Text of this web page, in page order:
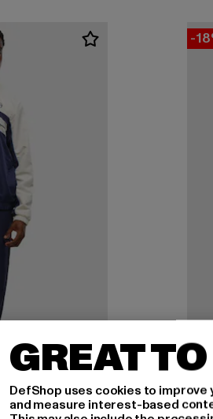
-
GREAT
DefShop uses cookies to
and measure interest-based